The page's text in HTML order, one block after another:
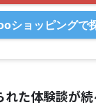
ショッピングで
た体験談が続